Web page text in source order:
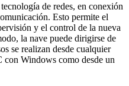
de redes, en conexión
Esto permite el
y el control de la nueva
la nave puede dirigirse de
se realizan desde cualquier
con Windows como desde un